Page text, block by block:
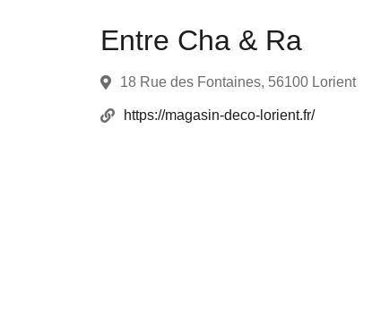
Entre Cha & Ra
18 Rue des Fontaines, 56100 Lorient
https://magasin-deco-lorient.fr/